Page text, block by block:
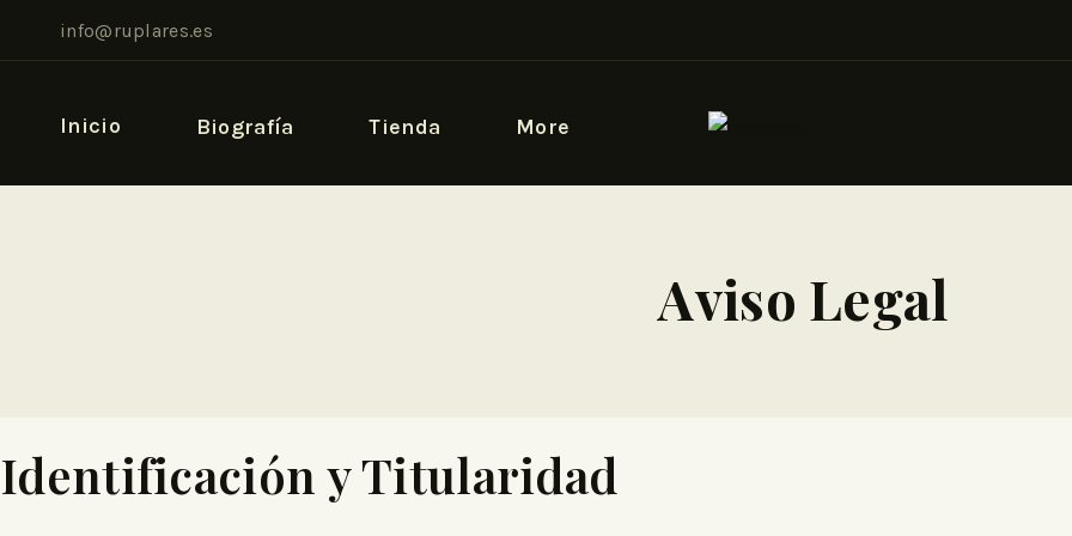
info@ruplares.es
Inicio Biografía Tienda More
Aviso Legal
Identificación y Titularidad